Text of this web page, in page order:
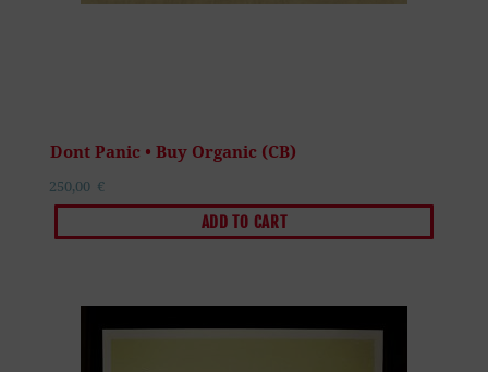
Dont Panic • Buy Organic (CB)
250,00 €
ADD TO CART